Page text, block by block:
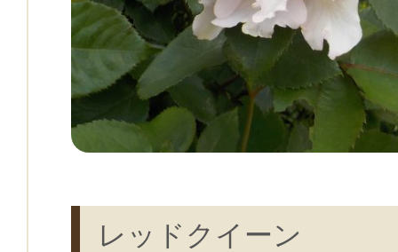
レッドクイーン